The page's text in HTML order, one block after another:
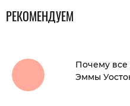
РЕКОМЕНДУЕМ
Почему все
Эммы